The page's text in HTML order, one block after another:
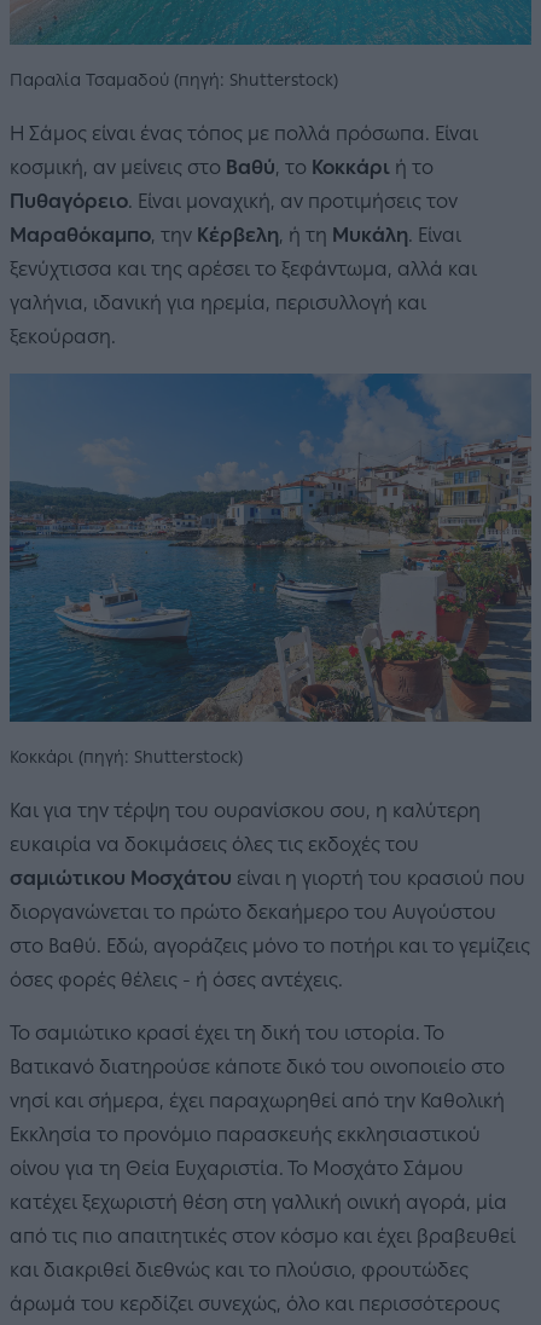
Παραλία Τσαμαδού (πηγή: Shutterstock)
Η Σάμος είναι ένας τόπος με πολλά πρόσωπα. Είναι
κοσμική, αν μείνεις στο Βαθύ, το Κοκκάρι ή το
Πυθαγόρειο. Είναι μοναχική, αν προτιμήσεις τον
Μαραθόκαμπο, την Κέρβελη, ή τη Μυκάλη. Είναι
ξενύχτισσα και της αρέσει το ξεφάντωμα, αλλά και
γαλήνια, ιδανική για ηρεμία, περισυλλογή και
ξεκούραση.
Κοκκάρι (πηγή: Shutterstock)
Και για την τέρψη του ουρανίσκου σου, η καλύτερη
ευκαιρία να δοκιμάσεις όλες τις εκδοχές του
σαμιώτικου Μοσχάτου είναι η γιορτή του κρασιού που
διοργανώνεται το πρώτο δεκαήμερο του Αυγούστου
στο Βαθύ. Εδώ, αγοράζεις μόνο το ποτήρι και το γεμίζεις
όσες φορές θέλεις - ή όσες αντέχεις.
Το σαμιώτικο κρασί έχει τη δική του ιστορία. Το
Βατικανό διατηρούσε κάποτε δικό του οινοποιείο στο
νησί και σήμερα, έχει παραχωρηθεί από την Καθολική
Εκκλησία το προνόμιο παρασκευής εκκλησιαστικού
οίνου για τη Θεία Ευχαριστία. Το Μοσχάτο Σάμου
κατέχει ξεχωριστή θέση στη γαλλική οινική αγορά, μία
από τις πιο απαιτητικές στον κόσμο και έχει βραβευθεί
και διακριθεί διεθνώς και το πλούσιο, φρουτώδες
άρωμά του κερδίζει συνεχώς, όλο και περισσότερους